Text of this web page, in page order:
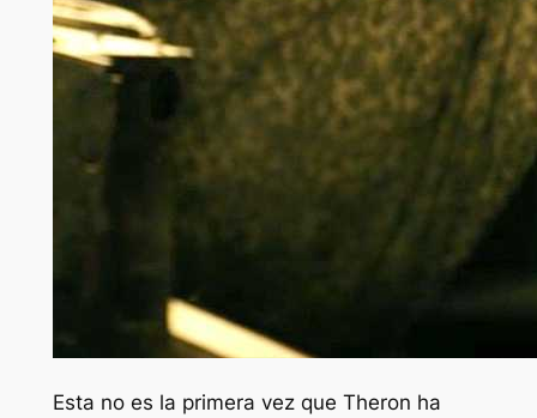
Esta no es la primera vez que Theron ha